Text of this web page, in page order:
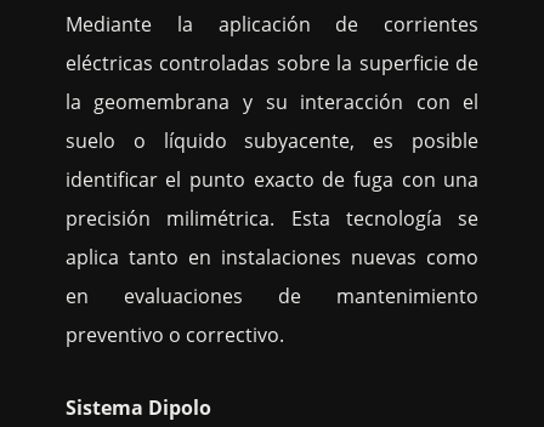
Mediante la aplicación de corrientes
eléctricas controladas sobre la superficie de
la geomembrana y su interacción con el
suelo o líquido subyacente, es posible
identificar el punto exacto de fuga con una
precisión milimétrica. Esta tecnología se
aplica tanto en instalaciones nuevas como
en evaluaciones de mantenimiento
preventivo o correctivo.
Sistema Dipolo